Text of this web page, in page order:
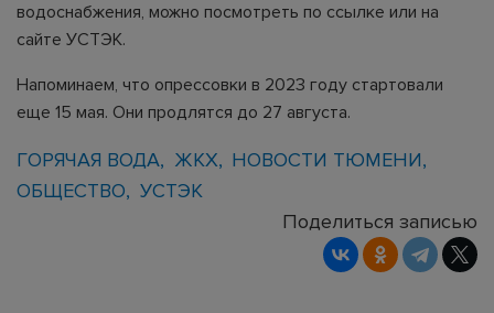
водоснабжения, можно посмотреть по ссылке или на
сайте УСТЭК.
Напоминаем, что опрессовки в 2023 году стартовали
еще 15 мая. Они продлятся до 27 августа.
ГОРЯЧАЯ ВОДА ЖКХ
НОВОСТИ ТЮМЕНИ
ОБЩЕСТВО
УСТЭК
Поделиться записью